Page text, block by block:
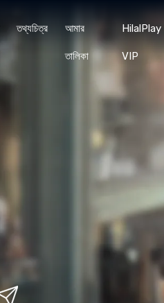
তথ্যচিত্র আমার
তালিকা
HilalPlay
VIP